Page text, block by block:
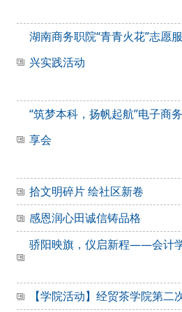
湖南商务职院“青青火花”志愿
兴实践活动
“筑梦本科，扬帆起航”电子商
享会
拾文明碎片 绘社区新卷
感恩润心田诚信铸品格
骄阳映旗，仪启新程——会计
【学院活动】经贸茶学院第二